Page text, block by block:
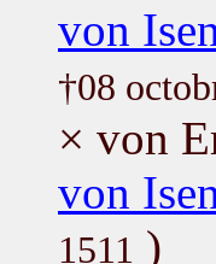
von
†08
× von
von
1511 )